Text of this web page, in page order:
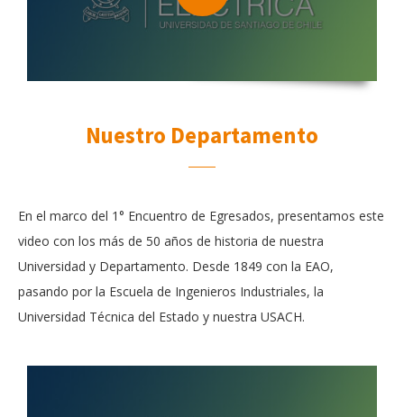
Nuestro Departamento
En el marco del 1° Encuentro de Egresados, presentamos este
video con los más de 50 años de historia de nuestra
Universidad y Departamento. Desde 1849 con la EAO,
pasando por la Escuela de Ingenieros Industriales, la
Universidad Técnica del Estado y nuestra USACH.